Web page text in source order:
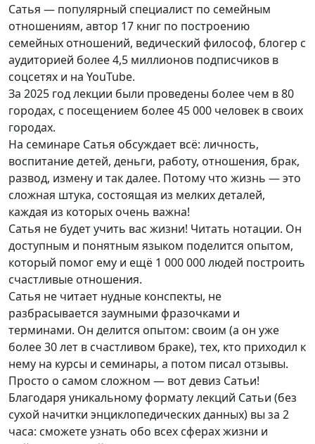
Сатья — популярный специалист по семейным
отношениям, автор 17 книг по построению
семейных отношений, ведический философ, блогер с
аудиторией более 4,5 миллионов подписчиков в
соцсетях и на YouTube.
За 2025 год лекции были проведены более чем в 80
городах, с посещением более 45 000 человек в своих
городах.
На семинаре Сатья обсуждает всё: личность,
воспитание детей, деньги, работу, отношения, брак,
развод, измену и так далее. Потому что жизнь — это
сложная штука, состоящая из мелких деталей,
каждая из которых очень важна!
Сатья не будет учить вас жизни! Читать нотации. Он
доступным и понятным языком поделится опытом,
который помог ему и ещё 1 000 000 людей построить
счастливые отношения.
Сатья не читает нудные конспекты, не
разбрасывается заумными фразочками и
терминами. Он делится опытом: своим (а он уже
более 30 лет в счастливом браке), тех, кто приходил к
нему на курсы и семинары, а потом писал отзывы.
Просто о самом сложном — вот девиз Сатьи!
Благодаря уникальному формату лекций Сатьи (без
сухой начитки энциклопедических данных) вы за 2
часа: сможете узнать обо всех сферах жизни и